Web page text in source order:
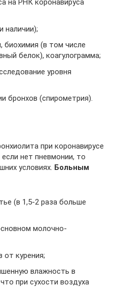
на РНК коронавируса
наличии);
биохимия (в том числе
белок), коагулограмма;
уровня
бронхов (спирометрия).
при коронавирусе
нет пневмонии, то
условиях. Больным
(в 1,5-2 раза больше
молочно-
от курения;
влажность в
при сухости воздуха